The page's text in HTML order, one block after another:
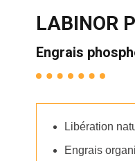
Smart Tech
LABINOR
Engrais
Libération
Engrais